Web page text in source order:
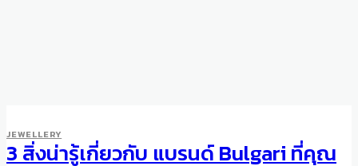
LIFE CULTURE
5 Inspiring Ways to Celebrate
JEWELLERY
3 สิ่งน่ารู้เกี่ยวกับ แบรนด์ Bulgari ที่คุณ